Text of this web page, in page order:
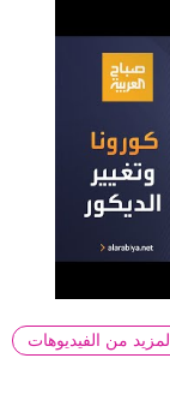
المزيد من الفيديوهات